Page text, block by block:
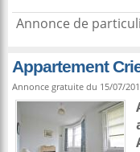
Annonce de
Appartement
Annonce gratuite du 15/07/